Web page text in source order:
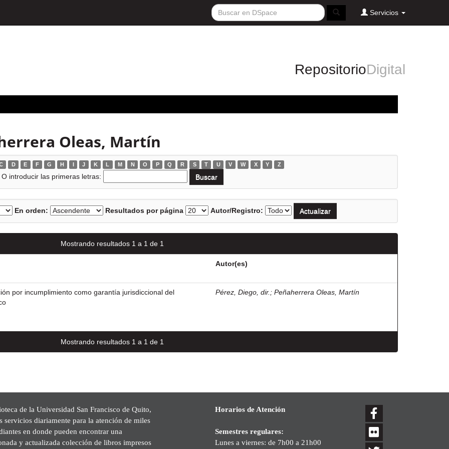
Servicios
RepositorioDigital
Oleas, Martín
D E F G H I J K L M N O P Q R S T U V W X Y Z
O introducir las primeras letras:
En orden: Resultados por página Autor/Registro:
Mostrando resultados 1 a 1 de 1
Autor(es)
por incumplimiento como garantía jurisdiccional del
Pérez, Diego, dir. ; Peñaherrera Oleas, Martín
Mostrando resultados 1 a 1 de 1
de la Universidad San Francisco de Quito,
servicios diariamente para la atención de miles
en donde pueden encontrar una
y actualizada colección de libros impresos
Horarios de Atención
Semestres regulares:
Lunes a viernes: de 7h00 a 21h00